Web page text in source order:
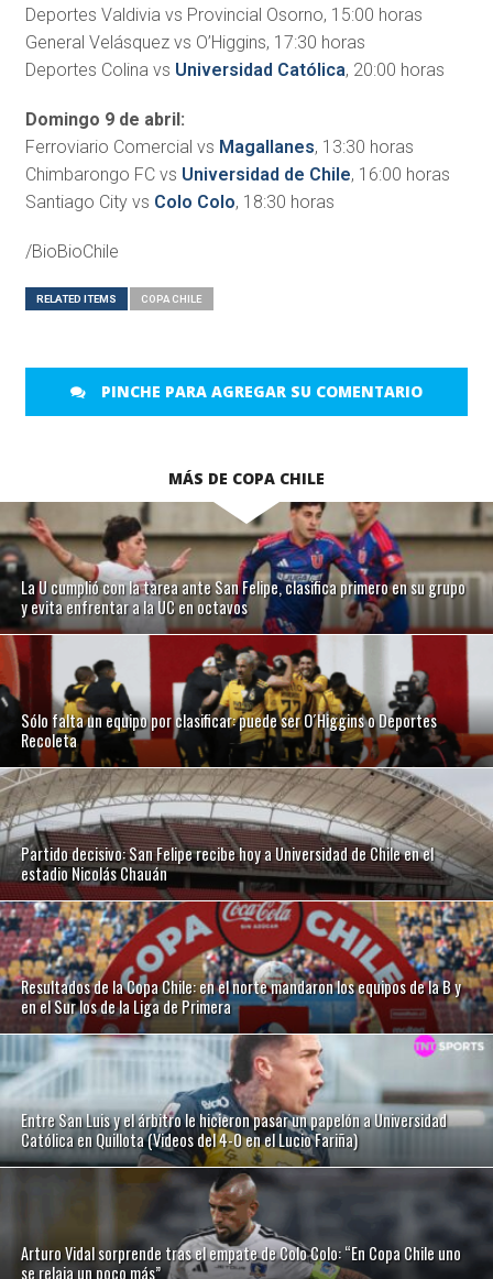
Deportes Valdivia vs Provincial Osorno, 15:00 horas
General Velásquez vs O’Higgins, 17:30 horas
Deportes Colina vs Universidad Católica, 20:00 horas
Domingo 9 de abril:
Ferroviario Comercial vs Magallanes, 13:30 horas
Chimbarongo FC vs Universidad de Chile, 16:00 horas
Santiago City vs Colo Colo, 18:30 horas
/BioBioChile
RELATED ITEMS COPA CHILE
PINCHE PARA AGREGAR SU COMENTARIO
MÁS DE COPA CHILE
La U cumplió con la tarea ante San Felipe, clasifica primero en su grupo
y evita enfrentar a la UC en octavos
Sólo falta un equipo por clasificar: puede ser O´Higgins o Deportes
Recoleta
Partido decisivo: San Felipe recibe hoy a Universidad de Chile en el
estadio Nicolás Chauán
Resultados de la Copa Chile: en el norte mandaron los equipos de la B y
en el Sur los de la Liga de Primera
Entre San Luis y el árbitro le hicieron pasar un papelón a Universidad
Católica en Quillota (Videos del 4-0 en el Lucio Fariña)
Arturo Vidal sorprende tras el empate de Colo Colo: “En Copa Chile uno
se relaja un poco más”